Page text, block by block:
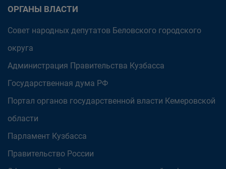
ОРГАНЫ ВЛАСТИ
Совет народных депутатов Беловского городского
округа
Администрация Правительства Кузбасса
Государственная дума РФ
Портал органов государственной власти Кемеровской
области
Парламент Кузбасса
Правительство России